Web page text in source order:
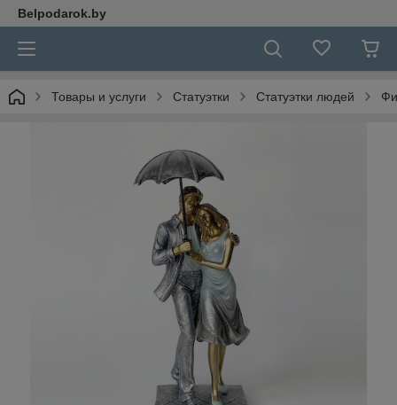
Belpodarok.by
Товары и услуги Статуэтки Статуэтки людей